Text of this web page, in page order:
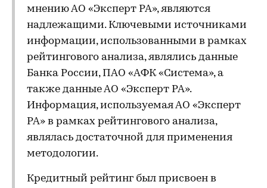
мнению АО «Эксперт РА», являются
надлежащими. Ключевыми источниками
информации, использованными в рамках
рейтингового анализа, являлись данные
Банка России, ПАО «АФК «Система», а
также данные АО «Эксперт РА».
Информация, используемая АО «Эксперт
РА» в рамках рейтингового анализа,
являлась достаточной для применения
методологии.
Кредитный рейтинг был присвоен в